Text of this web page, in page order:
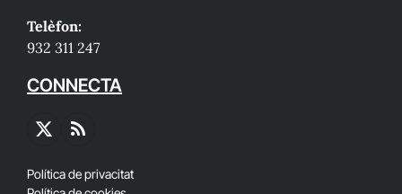
Telèfon:
932 311 247
CONNECTA
X
RSS
Política de privacitat